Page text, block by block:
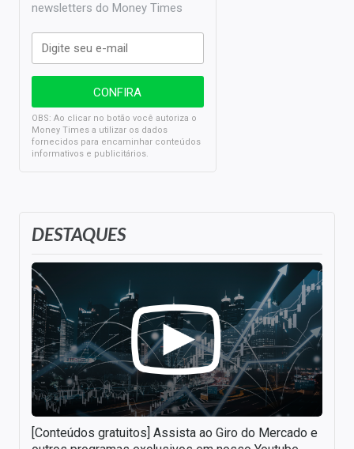
DESTAQUES
[Conteúdos gratuitos] Assista ao Giro do Mercado e
newsletters do Money Times
OBS: Ao clicar no botão você autoriza o
Money Times a utilizar os dados
fornecidos para encaminhar conteúdos
informativos e publicitários.